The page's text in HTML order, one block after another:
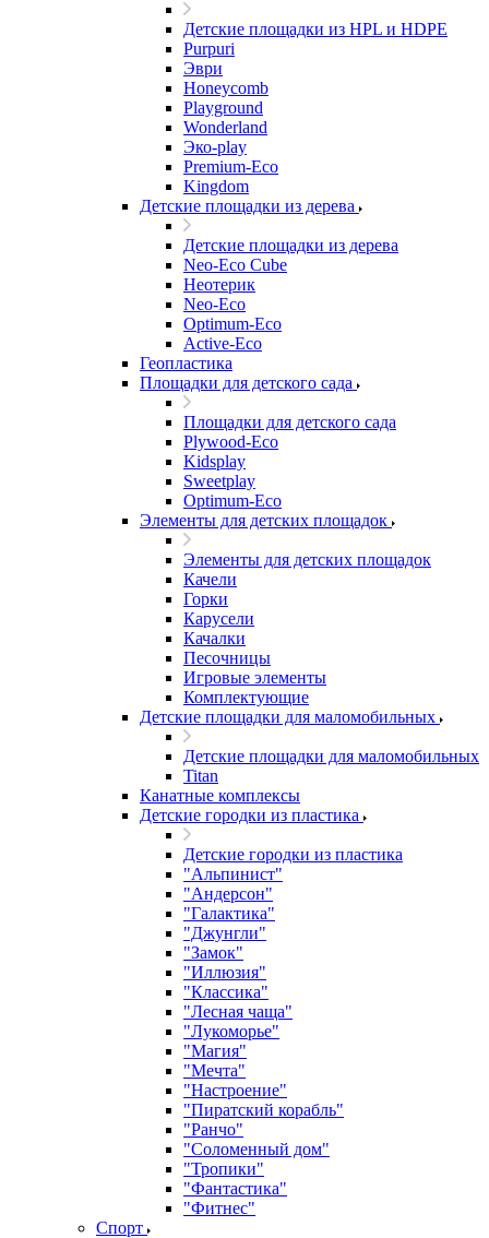
Детские площадки из HPL и HDPE
Purpuri
Эври
Honeycomb
Playground
Wonderland
Эко-play
Premium-Eco
Kingdom
Детские площадки из дерева
Детские площадки из дерева
Neo-Eco Cube
Неотерик
Neo-Eco
Оptimum-Еco
Active-Eco
Геопластика
Площадки для детского сада
Площадки для детского сада
Plywood-Eco
Kidsplay
Sweetplay
Оptimum-Еco
Элементы для детских площадок
Элементы для детских площадок
Качели
Горки
Карусели
Качалки
Песочницы
Игровые элементы
Комплектующие
Детские площадки для маломобильных
Детские площадки для маломобильных
Titan
Канатные комплексы
Детские городки из пластика
Детские городки из пластика
"Альпинист"
"Андерсон"
"Галактика"
"Джунгли"
"Замок"
"Иллюзия"
"Классика"
"Лесная чаща"
"Лукоморье"
"Магия"
"Мечта"
"Настроение"
"Пиратский корабль"
"Ранчо"
"Соломенный дом"
"Тропики"
"Фантастика"
"Фитнес"
Спорт